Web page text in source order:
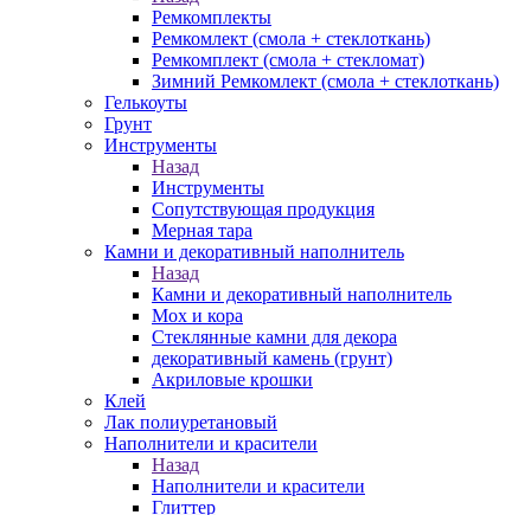
Ремкомплекты
Ремкомлект (смола + стеклоткань)
Ремкомплект (смола + стекломат)
Зимний Ремкомлект (смола + стеклоткань)
Гелькоуты
Грунт
Инструменты
Назад
Инструменты
Сопутствующая продукция
Мерная тара
Камни и декоративный наполнитель
Назад
Камни и декоративный наполнитель
Мох и кора
Стеклянные камни для декора
декоративный камень (грунт)
Акриловые крошки
Клей
Лак полиуретановый
Наполнители и красители
Назад
Наполнители и красители
Глиттер